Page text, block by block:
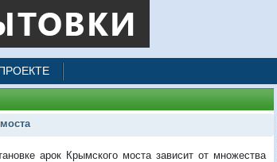
арок Крымского моста зависит от множества